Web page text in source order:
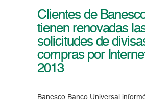
Clientes de
tienen renovadas
solicitudes de
compras por
2013
Banesco Banco Universal